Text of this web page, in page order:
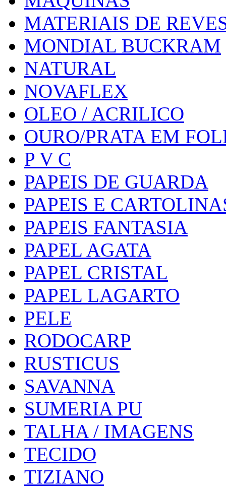
MATERIAIS DE
MONDIAL BUCKRAM
NATURAL
NOVAFLEX
OLEO / ACRILICO
OURO/PRATA EM
P V C
PAPEIS DE GUARDA
PAPEIS E
PAPEIS FANTASIA
PAPEL AGATA
PAPEL CRISTAL
PAPEL LAGARTO
PELE
RODOCARP
RUSTICUS
SAVANNA
SUMERIA PU
TALHA / IMAGENS
TECIDO
TIZIANO